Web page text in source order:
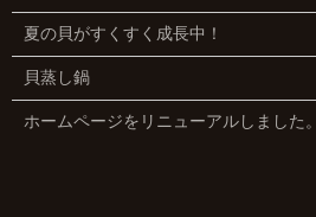
夏の貝がすくすく成長中！
貝蒸し鍋
ホームページをリニューアルしました。